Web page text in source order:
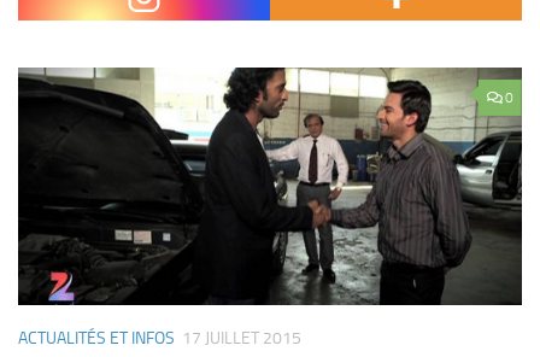
0
ACTUALITÉS ET INFOS 17 JUILLET 2015